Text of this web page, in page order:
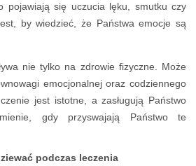
pojawiają się uczucia lęku, smutku czy
by wiedzieć, że Państwa emocje są
nie tylko na zdrowie fizyczne. Może
emocjonalnej oraz codziennego
jest istotne, a zasługują Państwo
gdy przyswajają Państwo te
podczas leczenia